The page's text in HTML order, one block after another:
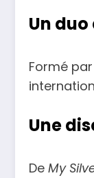
Un
Formé
Une
De My